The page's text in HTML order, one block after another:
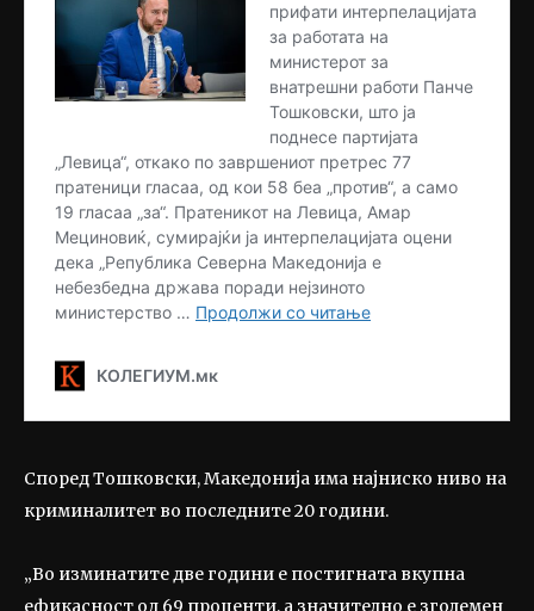
Според Тошковски, Македонија има најниско ниво на
криминалитет во последните 20 години.
„Во изминатите две години е постигната вкупна
ефикасност од 69 проценти, а значително е зголемен